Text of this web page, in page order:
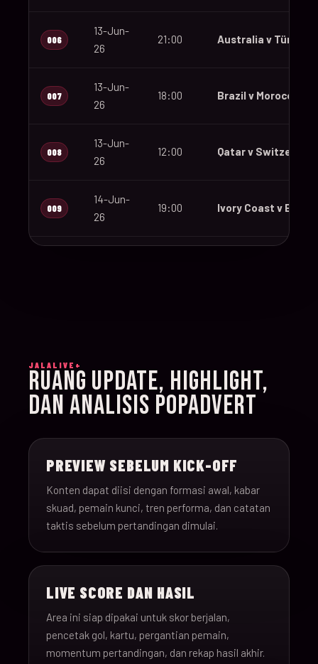
006
13-Jun-
26
21:00 Australia v Türkiye
007
13-Jun-
26
18:00 Brazil v Morocco
008
13-Jun-
26
12:00 Qatar v Switzerland
009
14-Jun-
26
19:00 Ivory Coast v
012
14-Jun-
26
20:00 Sweden v Tunisia
26
014
26
12:00 Spain v Cape Verde
15-Jun-
26
Iran v New Zealand
016
15-Jun-
12:00
017
16-Jun-
15:00 France v Senegal
JALALIVE+
RUANG UPDATE, HIGHLIGHT,
DAN ANALISIS POPADVERT
PREVIEW SEBELUM KICK-OFF
Konten dapat diisi dengan formasi awal, kabar
skuad, pemain kunci, tren performa, dan catatan
taktis sebelum pertandingan dimulai.
LIVE SCORE DAN HASIL
Area ini siap dipakai untuk skor berjalan,
pencetak gol, kartu, pergantian pemain,
momentum pertandingan, dan rekap hasil akhir.